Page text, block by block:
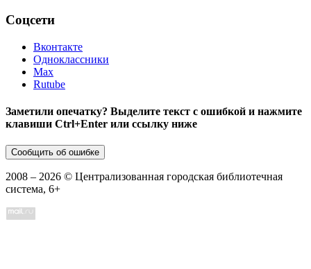
Соцсети
Вконтакте
Одноклассники
Max
Rutube
Заметили опечатку? Выделите текст с ошибкой и нажмите
клавиши Ctrl+Enter или ссылку ниже
Сообщить об ошибке
2008 – 2026 © Централизованная городская библиотечная
система, 6+